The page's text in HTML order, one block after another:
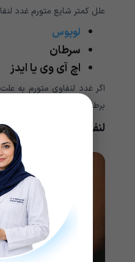
علل کمتر شایع متورم غدد
لوپوس
سرطان
اچ آی وی یا ایدز
اگر غدد لنفاوی متورم به
برطرف شدن عفونت باید به
لنفوم